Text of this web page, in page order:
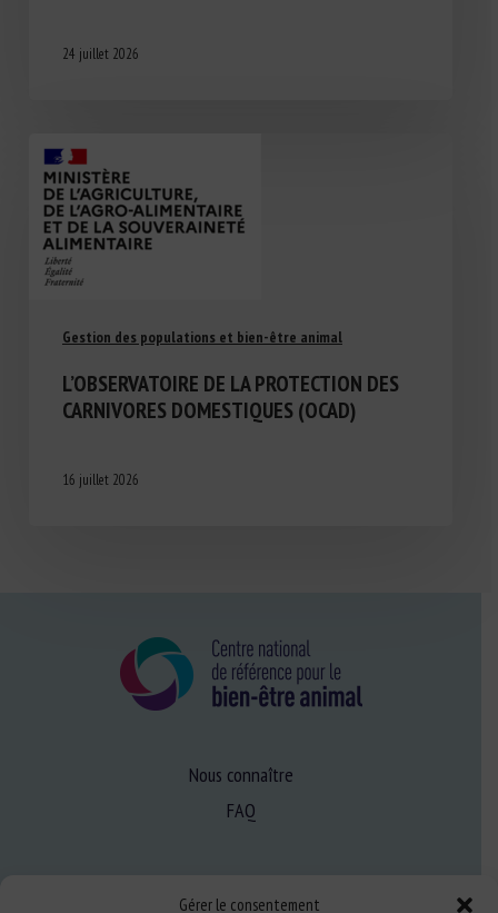
Gérer le consentement
24 juillet 2026
Gestion des populations et bien-être animal
L’OBSERVATOIRE DE LA PROTECTION DES
CARNIVORES DOMESTIQUES (OCAD)
16 juillet 2026
Nous connaître
FAQ